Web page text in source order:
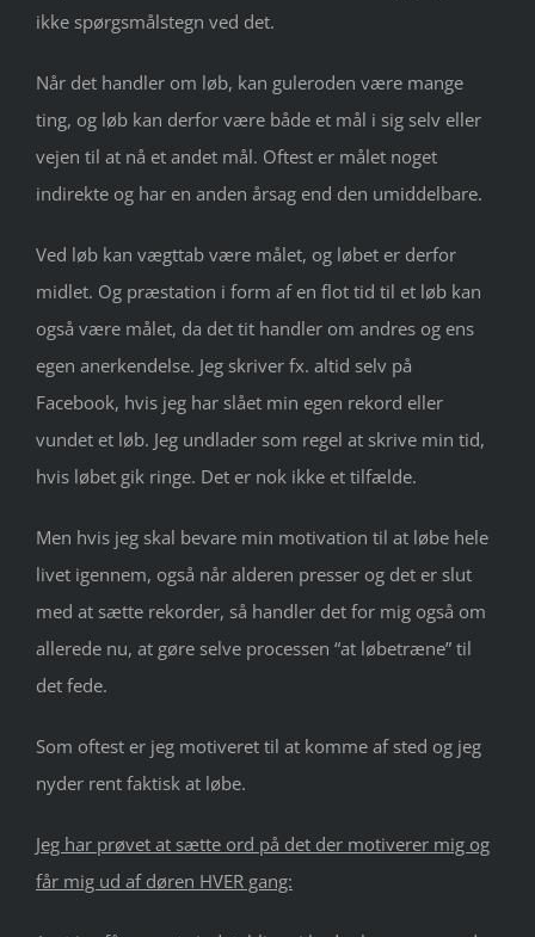
ikke spørgsmålstegn ved det.
Når det handler om løb, kan guleroden være mange
ting, og løb kan derfor være både et mål i sig selv eller
vejen til at nå et andet mål. Oftest er målet noget
indirekte og har en anden årsag end den umiddelbare.
Ved løb kan vægttab være målet, og løbet er derfor
midlet. Og præstation i form af en flot tid til et løb kan
også være målet, da det tit handler om andres og ens
egen anerkendelse. Jeg skriver fx. altid selv på
Facebook, hvis jeg har slået min egen rekord eller
vundet et løb. Jeg undlader som regel at skrive min tid,
hvis løbet gik ringe. Det er nok ikke et tilfælde.
Men hvis jeg skal bevare min motivation til at løbe hele
livet igennem, også når alderen presser og det er slut
med at sætte rekorder, så handler det for mig også om
allerede nu, at gøre selve processen “at løbetræne” til
det fede.
Som oftest er jeg motiveret til at komme af sted og jeg
nyder rent faktisk at løbe.
Jeg har prøvet at sætte ord på det der motiverer mig og
får mig ud af døren HVER gang: